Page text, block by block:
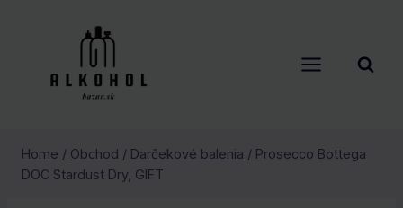
Home / Obchod / Darčekové balenia / Prosecco Bottega
DOC Stardust Dry, GIFT